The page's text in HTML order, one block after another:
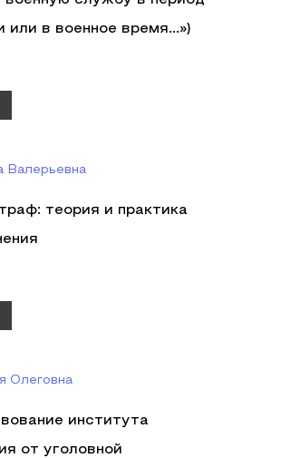
или в военное время...»)
Валерьевна
теория и практика
Олеговна
института
от уголовной